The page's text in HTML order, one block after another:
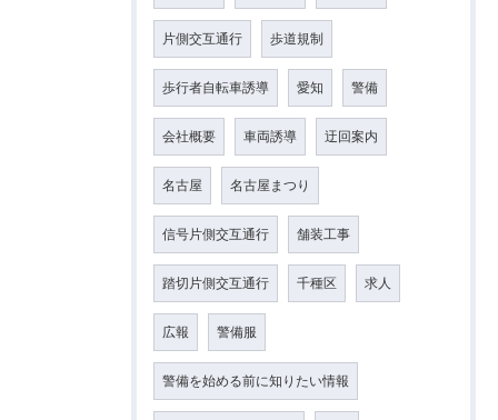
片側交互通行 歩道規制
歩行者自転車誘導 愛知 警備
会社概要 車両誘導 迂回案内
名古屋 名古屋まつり
信号片側交互通行 舗装工事
踏切片側交互通行 千種区 求人
広報 警備服
警備を始める前に知りたい情報